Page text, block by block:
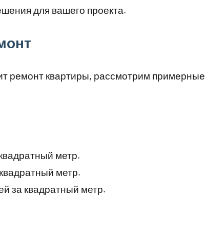
для вашего проекта.
ремонт квартиры, рассмотрим примерные
метр.
метр.
за квадратный метр.